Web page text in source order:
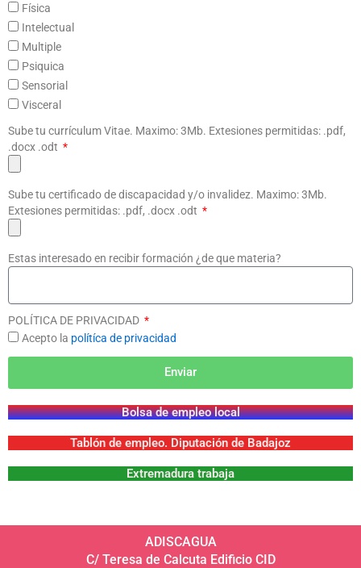
Física
Intelectual
Multiple
Psiquica
Sensorial
Visceral
Sube tu currículum Vitae. Maximo: 3Mb. Extesiones permitidas: .pdf,
.docx .odt
Sube tu certificado de discapacidad y/o invalidez. Maximo: 3Mb.
Extesiones permitidas: .pdf, .docx .odt
Estas interesado en recibir formación ¿de que materia?
POLÍTICA DE PRIVACIDAD
Acepto la polítíca de privacidad
Enviar
Bolsa de empleo local
Tablón de empleo. Diputación de Badajoz
Extremadura trabaja
ADISCAGUA
C/ Teresa de Calcuta Edificio CID